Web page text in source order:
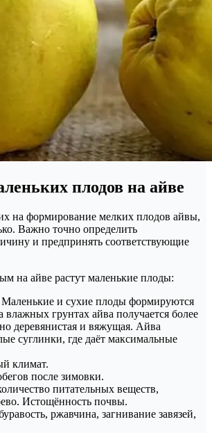
плодов на айве
на формирование мелких плодов айвы,
Важно точно определить
и предпринять соответствующие
на айве растут маленькие плоды:
Маленькие и сухие плоды формируются
влажных грунтах айва получается более
деревянистая и вяжущая. Айва
суглинки, где даёт максимальные
климат.
после зимовки.
питательных веществ,
Истощённость почвы.
ржавчина, загнивание завязей,